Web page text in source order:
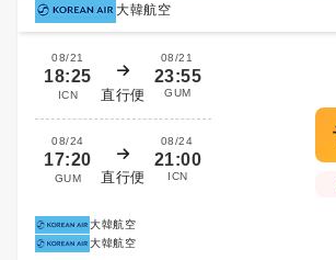
大韓航空
08/21
18:25
ICN 直行便
08/21
23:55
GUM
08/24
17:20
GUM 直行便
08/24
21:00
ICN
大韓航空
大韓航空